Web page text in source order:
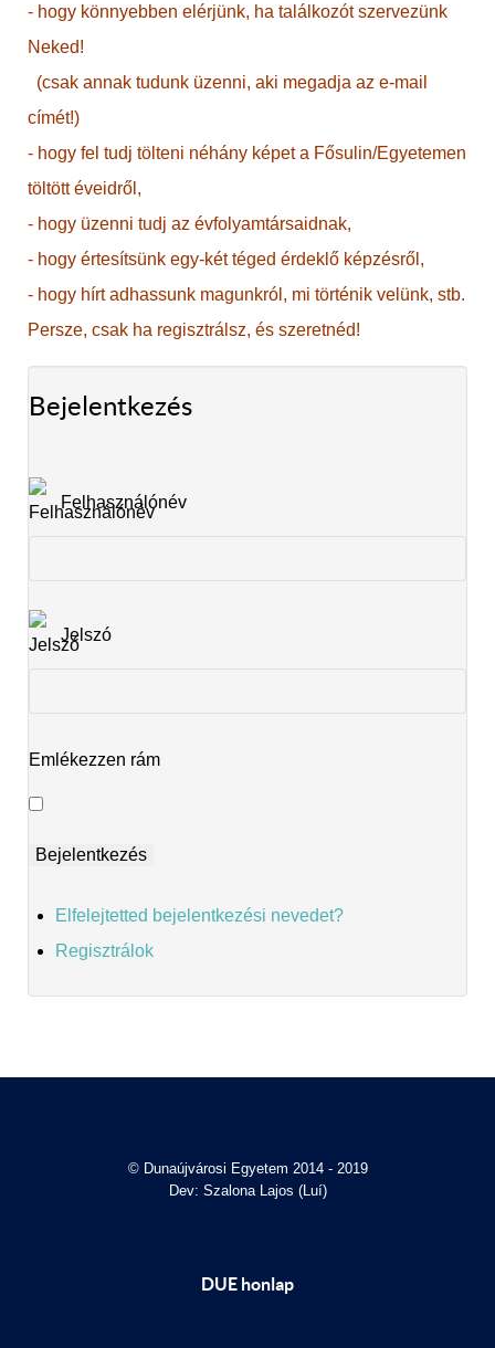
- hogy könnyebben elérjünk, ha találkozót szervezünk
Neked!
(csak annak tudunk üzenni, aki megadja az e-mail
címét!)
- hogy fel tudj tölteni néhány képet a Fősulin/Egyetemen
töltött éveidről,
- hogy üzenni tudj az évfolyamtársaidnak,
- hogy értesítsünk egy-két téged érdeklő képzésről,
- hogy hírt adhassunk magunkról, mi történik velünk, stb.
Persze, csak ha regisztrálsz, és szeretnéd!
Bejelentkezés
Felhasználónév
Jelszó
Emlékezzen rám
Elfelejtetted bejelentkezési nevedet?
Regisztrálok
© Dunaújvárosi Egyetem 2014 - 2019
Dev: Szalona Lajos (Luí)
DUE honlap